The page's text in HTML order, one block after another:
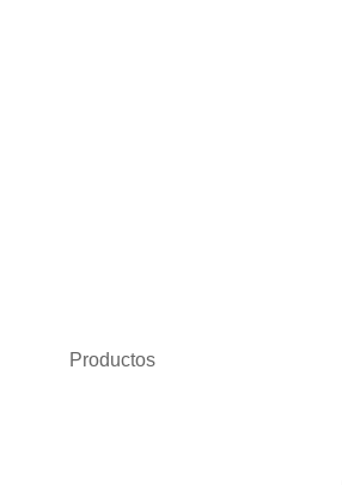
Productos